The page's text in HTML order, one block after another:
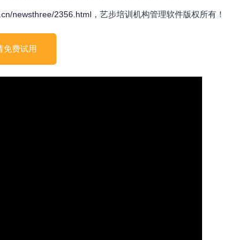
newsthree/2356.html ，艺步培训机构管理软件版权所有！
免费试用